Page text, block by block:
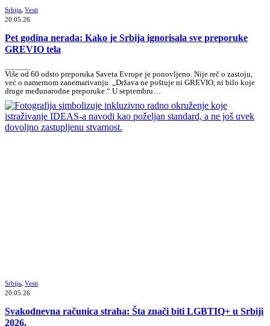
Srbija, Vesti
20.05.26
Pet godina nerada: Kako je Srbija ignorisala sve preporuke
GREVIO tela
Više od 60 odsto preporuka Saveta Evrope je ponovljeno. Nije reč o zastoju,
već o namernom zanemarivanju. „Država ne poštuje ni GREVIO, ni bilo koje
druge međunarodne preporuke.“ U septembru…
Srbija, Vesti
20.05.26
Svakodnevna računica straha: Šta znači biti LGBTIQ+ u Srbiji
2026.